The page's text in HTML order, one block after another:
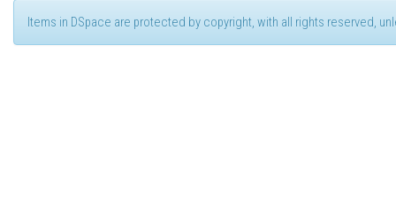
Items in DSpace are protected by copyright, with all rights reserved,